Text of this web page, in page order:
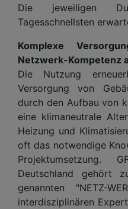
Die jeweiligen
Tagesschnellsten
Komplexe
Netzwerk-Kompetenz
Die Nutzung
Versorgung von
durch den Aufbau von
eine klimaneutrale
Heizung und
oft das notwendige
Projektumsetzung.
Deutschland gehört
genannten "NETZ-
interdisziplinären